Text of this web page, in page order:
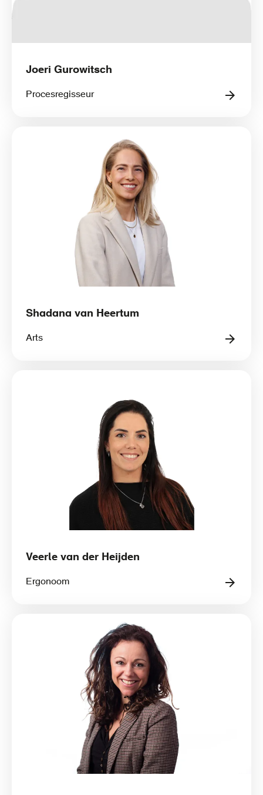
Joeri Gurowitsch
Procesregisseur
Shadana van Heertum
Arts
Veerle van der Heijden
Ergonoom